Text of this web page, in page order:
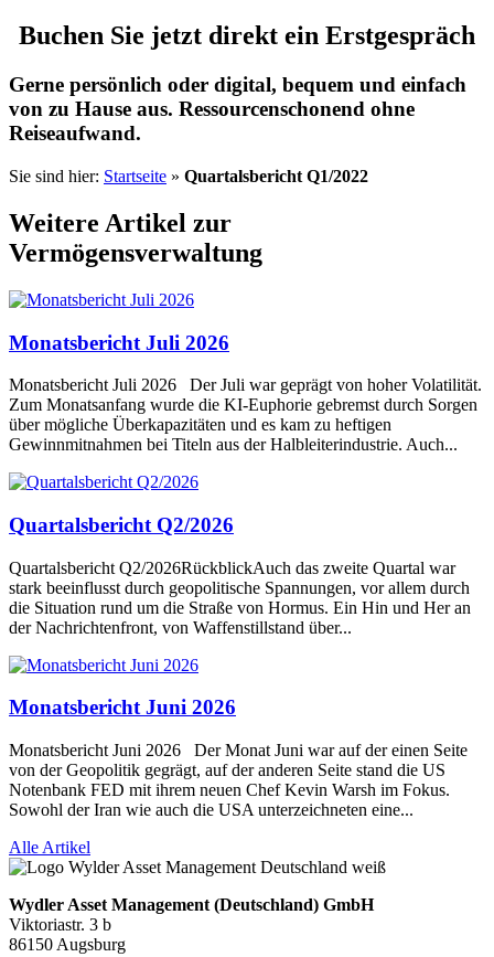
Buchen Sie jetzt direkt ein Erstgespräch
Gerne persönlich oder digital, bequem und einfach
von zu Hause aus. Ressourcenschonend ohne
Reiseaufwand.
Sie sind hier: Startseite » Quartalsbericht Q1/2022
Weitere Artikel zur
Vermögensverwaltung
Monatsbericht Juli 2026
Monatsbericht Juli 2026 Der Juli war geprägt von hoher Volatilität.
Zum Monatsanfang wurde die KI-Euphorie gebremst durch Sorgen
über mögliche Überkapazitäten und es kam zu heftigen
Gewinnmitnahmen bei Titeln aus der Halbleiterindustrie. Auch...
Quartalsbericht Q2/2026
Quartalsbericht Q2/2026RückblickAuch das zweite Quartal war
stark beeinflusst durch geopolitische Spannungen, vor allem durch
die Situation rund um die Straße von Hormus. Ein Hin und Her an
der Nachrichtenfront, von Waffenstillstand über...
Monatsbericht Juni 2026
Monatsbericht Juni 2026 Der Monat Juni war auf der einen Seite
von der Geopolitik gegrägt, auf der anderen Seite stand die US
Notenbank FED mit ihrem neuen Chef Kevin Warsh im Fokus.
Sowohl der Iran wie auch die USA unterzeichneten eine...
Alle Artikel
Wydler Asset Management (Deutschland) GmbH
Viktoriastr. 3 b
86150 Augsburg